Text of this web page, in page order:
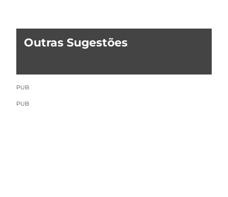
Outras Sugestões
PUB
PUB